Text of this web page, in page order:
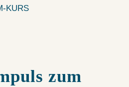
KURS
zum